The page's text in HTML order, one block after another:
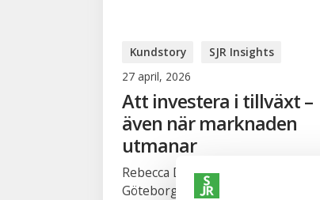
Kundstory
SJR Insights
27 april, 2026
Att investera i tillväxt –
även när marknaden
utmanar
Rebecca Dellborg, regionchef SJR
Göteborg, delar med sig av insikter